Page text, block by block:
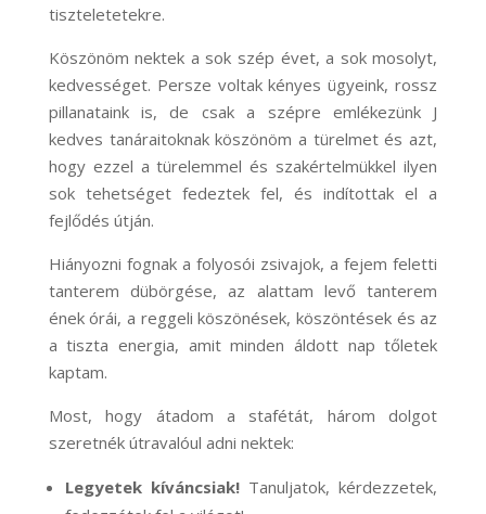
tiszteletetekre.
Köszönöm nektek a sok szép évet, a sok mosolyt,
kedvességet. Persze voltak kényes ügyeink, rossz
pillanataink is, de csak a szépre emlékezünk J
kedves tanáraitoknak köszönöm a türelmet és azt,
hogy ezzel a türelemmel és szakértelmükkel ilyen
sok tehetséget fedeztek fel, és indítottak el a
fejlődés útján.
Hiányozni fognak a folyosói zsivajok, a fejem feletti
tanterem dübörgése, az alattam levő tanterem
ének órái, a reggeli köszönések, köszöntések és az
a tiszta energia, amit minden áldott nap tőletek
kaptam.
Most, hogy átadom a stafétát, három dolgot
szeretnék útravalóul adni nektek:
Legyetek kíváncsiak!Tanuljatok, kérdezzetek,